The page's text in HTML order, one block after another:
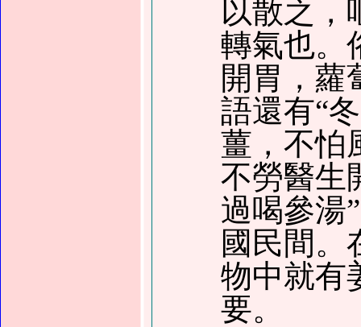
以散之，
轉氣也。
開胃，蘿
語還有“
薑，不怕
不勞醫生
過喝參湯
國民間。
物中就有
要。